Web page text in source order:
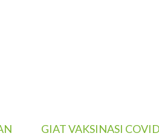
GIAT VAKSINASI